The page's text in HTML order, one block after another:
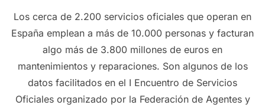
Los cerca de 2.200 servicios oficiales que operan en
España emplean a más de 10.000 personas y facturan
algo más de 3.800 millones de euros en
mantenimientos y reparaciones. Son algunos de los
datos facilitados en el I Encuentro de Servicios
Oficiales organizado por la Federación de Agentes y